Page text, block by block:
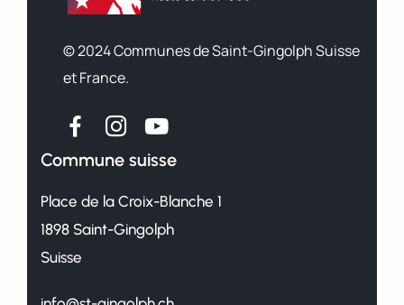
© 2024 Communes de Saint-Gingolph Suisse
et France.
Commune suisse
Place de la Croix-Blanche 1
1898 Saint-Gingolph
Suisse